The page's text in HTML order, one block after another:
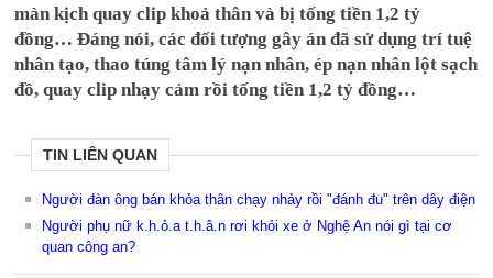
màn kịch quay clip khoả thân và bị tống tiền 1,2 tỷ
đồng… Đáng nói, các đối tượng gây án đã sử dụng trí tuệ
nhân tạo, thao túng tâm lý nạn nhân, ép nạn nhân lột sạch
đồ, quay clip nhạy cảm rồi tống tiền 1,2 tỷ đồng…
TIN LIÊN QUAN
Người đàn ông bán khỏa thân chạy nhảy rồi "đánh đu" trên dây điện
Người phụ nữ k.h.ỏ.a t.h.â.n rơi khỏi xe ở Nghệ An nói gì tại cơ
quan công an?